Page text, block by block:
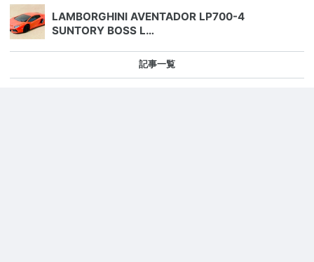
LAMBORGHINI AVENTADOR LP700-4
SUNTORY BOSS L…
記事一覧